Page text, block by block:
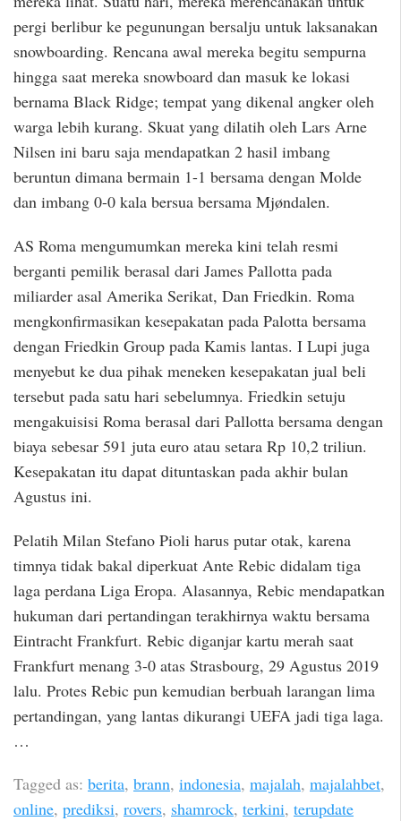
pergi berlibur ke pegunungan bersalju untuk laksanakan
snowboarding. Rencana awal mereka begitu sempurna
hingga saat mereka snowboard dan masuk ke lokasi
bernama Black Ridge; tempat yang dikenal angker oleh
warga lebih kurang. Skuat yang dilatih oleh Lars Arne
Nilsen ini baru saja mendapatkan 2 hasil imbang
beruntun dimana bermain 1-1 bersama dengan Molde
dan imbang 0-0 kala bersua bersama Mjøndalen.
AS Roma mengumumkan mereka kini telah resmi
berganti pemilik berasal dari James Pallotta pada
miliarder asal Amerika Serikat, Dan Friedkin. Roma
mengkonfirmasikan kesepakatan pada Palotta bersama
dengan Friedkin Group pada Kamis lantas. I Lupi juga
menyebut ke dua pihak meneken kesepakatan jual beli
tersebut pada satu hari sebelumnya. Friedkin setuju
mengakuisisi Roma berasal dari Pallotta bersama dengan
biaya sebesar 591 juta euro atau setara Rp 10,2 triliun.
Kesepakatan itu dapat dituntaskan pada akhir bulan
Agustus ini.
Pelatih Milan Stefano Pioli harus putar otak, karena
timnya tidak bakal diperkuat Ante Rebic didalam tiga
laga perdana Liga Eropa. Alasannya, Rebic mendapatkan
hukuman dari pertandingan terakhirnya waktu bersama
Eintracht Frankfurt. Rebic diganjar kartu merah saat
Frankfurt menang 3-0 atas Strasbourg, 29 Agustus 2019
lalu. Protes Rebic pun kemudian berbuah larangan lima
pertandingan, yang lantas dikurangi UEFA jadi tiga laga.
…
Tagged as: berita, brann, indonesia, majalah, majalahbet,
online, prediksi, rovers, shamrock, terkini, terupdate